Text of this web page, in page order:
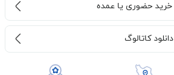
خرید حضوری یا عمده
دانلود کاتالوگ